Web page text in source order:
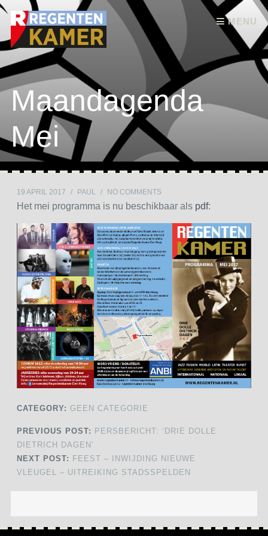
MENU
Skip to content
Maandagenda
Mei
19 APRIL 2017 / PAUL / NO COMMENTS
Het mei programma is nu beschikbaar als pdf:
CATEGORY: GEEN CATEGORIE
PREVIOUS POST: PERSBERICHT: ‘DRIE DOLLE
DIETRICH DAGEN’
NEXT POST: FEEST – INWIJDING NIEUWE
VLEUGEL – UITREIKING STADSSPELDEN